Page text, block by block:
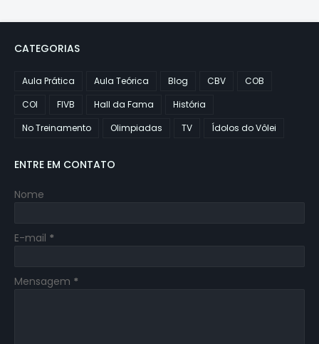
CATEGORIAS
Aula Prática Aula Teórica Blog CBV
COB
COI
FIVB Hall da Fama
História
No Treinamento
Olimpiadas TV Ídolos do Vôlei
ENTRE EM CONTATO
Nome
E-mail *
Mensagem *